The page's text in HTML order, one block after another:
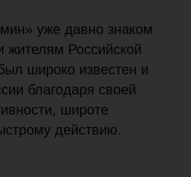
уже давно знаком
жителям Российской
широко известен и
благодаря своей
широте
действию.